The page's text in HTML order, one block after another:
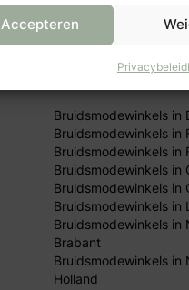
Accepteren
Privacybeleid
Bruidsmodewinkels in
Bruidsmodewinkels in
Bruidsmodewinkels in
Bruidsmodewinkels in
Bruidsmodewinkels in
Bruidsmodewinkels in
Bruidsmodewinkels in
Brabant
Bruidsmodewinkels in
Holland